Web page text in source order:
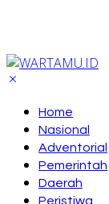
Home
Nasional
Adventorial
Pemerintah
Daerah
Peristiwa